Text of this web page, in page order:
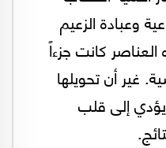
وعبادة الزعيم
كانت جزءاً
غير أن تحويلها
إلى قلب